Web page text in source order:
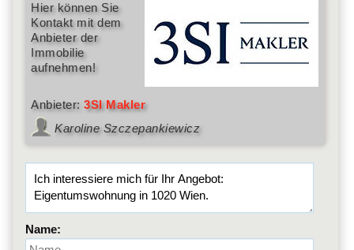
Hier können Sie
Kontakt mit dem
Anbieter der
Immobilie
aufnehmen!
Anbieter:3SI Makler
Karoline Szczepankiewicz
Name: